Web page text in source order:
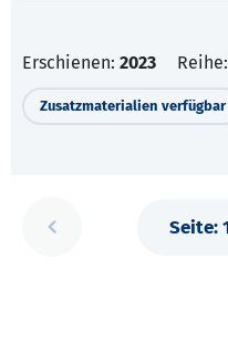
Erschienen: 2023 Reihe:
Zusatzmaterialien verfügbar